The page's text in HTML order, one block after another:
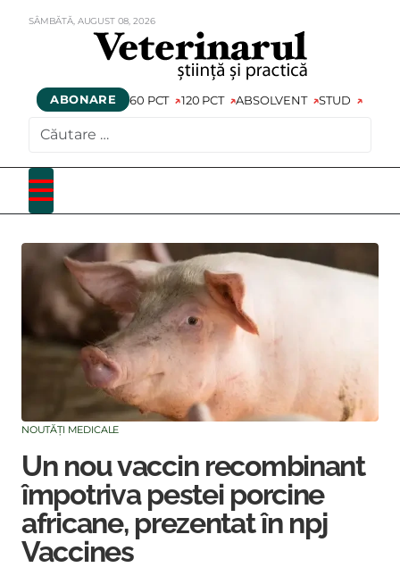
SÂMBĂTĂ, AUGUST 08,2026
ABONARE 60 PCT 120 PCT ABSOLVENT STUD
NOUTĂȚI MEDICALE
Un nou vaccin recombinant
împotriva pestei porcine
africane, prezentat în npj
Vaccines